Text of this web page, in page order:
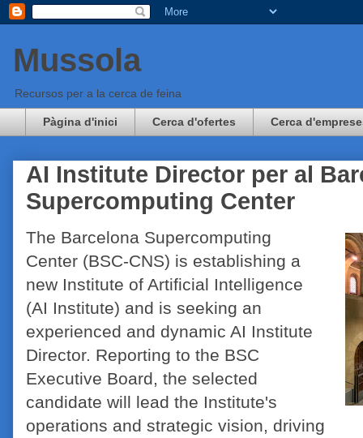
Mussola
Recursos per a la cerca de feina
Pàgina d'inici Cerca d'ofertes Cerca
AI Institute Director per al
Supercomputing Center
The Barcelona Supercomputing
Center (BSC-CNS) is establishing a
new Institute of Artificial Intelligence
(AI Institute) and is seeking an
experienced and dynamic AI Institute
Director. Reporting to the BSC
Executive Board, the selected
candidate will lead the Institute's
operations and strategic vision, driving